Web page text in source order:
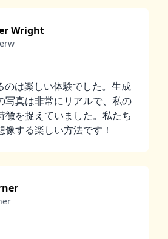
Wright
のは楽しい体験でした。生成
写真は非常にリアルで、私の
徴を捉えていました。私たち
する楽しい方法です！